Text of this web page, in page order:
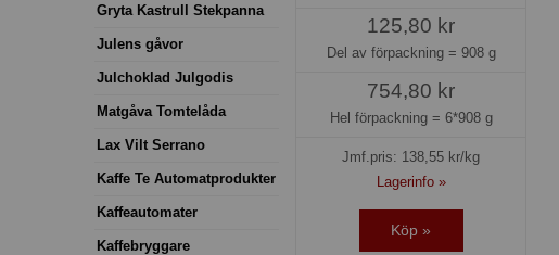
Gryta Kastrull Stekpanna
Julens gåvor
Julchoklad Julgodis
Matgåva Tomtelåda
Lax Vilt Serrano
Kaffe Te Automatprodukter
Kaffeautomater
Kaffebryggare
125,80 kr
Del av förpackning = 908 g
754,80 kr
Hel förpackning = 6*908 g
Jmf.pris: 138,55 kr/kg
Lagerinfo »
Köp »